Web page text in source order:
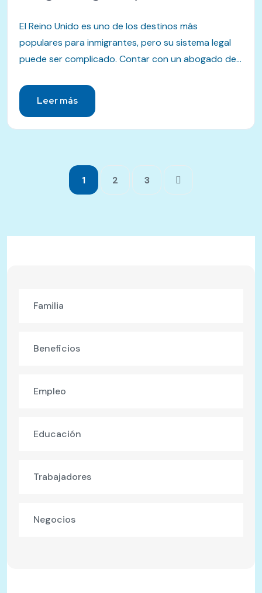
El Reino Unido es uno de los destinos más
populares para inmigrantes, pero su sistema legal
puede ser complicado. Contar con un abogado de...
Leer más
1 2 3
Familia
Beneficios
Empleo
Educación
Trabajadores
Negocios